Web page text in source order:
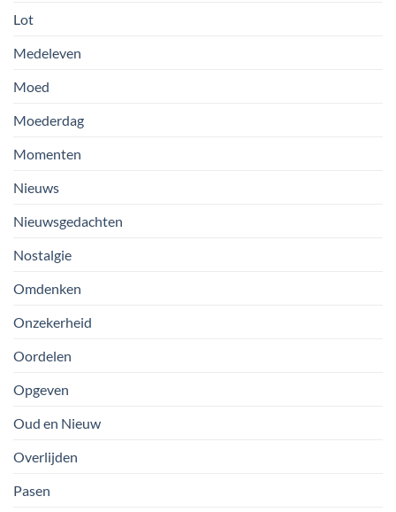
Lot
Medeleven
Moed
Moederdag
Momenten
Nieuws
Nieuwsgedachten
Nostalgie
Omdenken
Onzekerheid
Oordelen
Opgeven
Oud en Nieuw
Overlijden
Pasen